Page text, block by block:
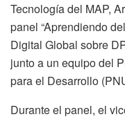
Tecnología del MAP,
panel “Aprendiendo
Digital Global sobre
junto a un equipo del
para el Desarrollo
Durante el panel, el